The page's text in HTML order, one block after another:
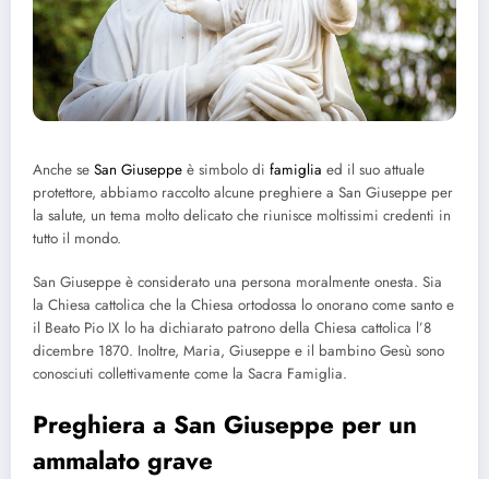
Anche se San Giuseppe è simbolo di famiglia ed il suo attuale
protettore, abbiamo raccolto alcune preghiere a San Giuseppe per
la salute, un tema molto delicato che riunisce moltissimi credenti in
tutto il mondo.
San Giuseppe è considerato una persona moralmente onesta. Sia
la Chiesa cattolica che la Chiesa ortodossa lo onorano come santo e
il Beato Pio IX lo ha dichiarato patrono della Chiesa cattolica l’8
dicembre 1870. Inoltre, Maria, Giuseppe e il bambino Gesù sono
conosciuti collettivamente come la Sacra Famiglia.
Preghiera a San Giuseppe per un
ammalato grave